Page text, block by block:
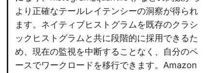
より正確なテールレイテンシーの洞察が得られ
ます。ネイティブヒストグラムを既存のクラシ
ックヒストグラムと共に段階的に採用できるた
め、現在の監視を中断することなく、自分のペ
ースでワークロードを移行できます。Amazon